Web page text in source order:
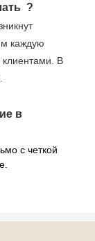
?
каждую
В
в
с четкой